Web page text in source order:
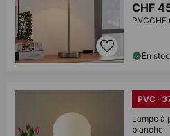
CHF
PVC
En
PVC -
Lampe à
blanche